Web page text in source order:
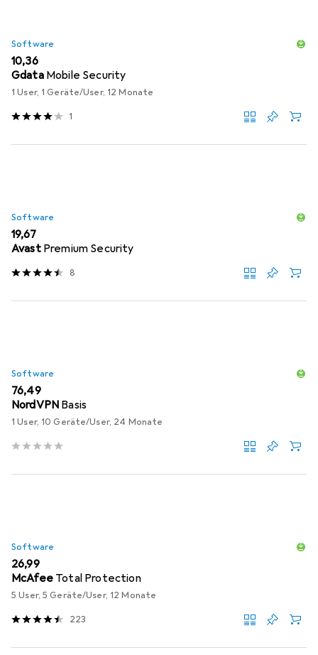
Software
EUR
10,36
Gdata Mobile Security
1 User, 1 Geräte/User, 12 Monate
1
Software
EUR
19,67
Avast Premium Security
8
Software
EUR
76,49
NordVPN Basis
1 User, 10 Geräte/User, 24 Monate
Software
EUR
26,99
McAfee Total Protection
5 User, 5 Geräte/User, 12 Monate
223